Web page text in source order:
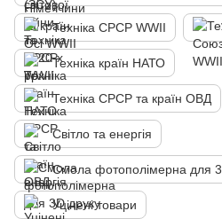
Техніка СРСР WWII
Техніка країн НАТО
Техніка СРСР та країн ОВД
Світло та енергія
Смола фотополімерна для
Уцінені товари